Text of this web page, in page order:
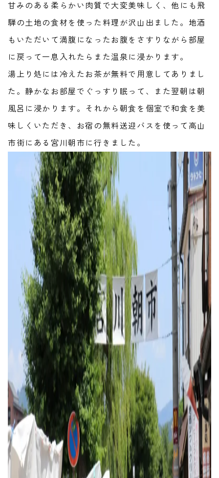
甘みのある柔らかい肉質で大変美味しく、他にも飛
騨の土地の食材を使った料理が沢山出ました。地酒
もいただいて満腹になったお腹をさすりながら部屋
に戻って一息入れたらまた温泉に浸かります。
湯上り処には冷えたお茶が無料で用意してありまし
た。静かなお部屋でぐっすり眠って、また翌朝は朝
風呂に浸かります。それから朝食を個室で和食を美
味しくいただき、お宿の無料送迎バスを使って高山
市街にある宮川朝市に行きました。